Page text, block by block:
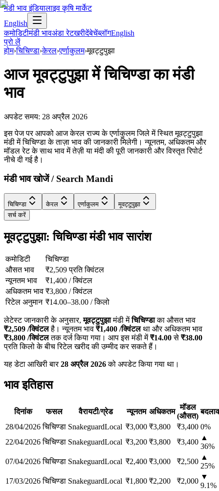
मंडी भाव इंडियालाइव कृषि मार्केट
English
कमोडिटीमंडी भावअंडा रेटखरीदेंबेचेंब्लॉगEnglish
प्रो लें
होम›चिचिण्डा›केरल›एर्णाकुलम›मूवट्टुपुझा
आजमूवट्टुपुझामेंचिचिण्डाका मंडी
भाव
अपडेट समय: 28 अप्रैल 2026
इस पेज पर आपको आज केरल राज्य के एर्णाकुलम जिले में स्थित मूवट्टुपुझा
मंडी में चिचिण्डा के ताज़ा भाव की जानकारी मिलेगी। न्यूनतम, अधिकतम और
मॉडल रेट के साथ भाव में तेज़ी या मंदी की पूरी जानकारी और विस्तृत रिपोर्ट
नीचे दी गई है।
मंडी भाव खोजें / Search Mandi
चिचिण्डा केरल एर्णाकुलम
मूवट्टुपुझा
सर्च करें
मूवट्टुपुझा: चिचिण्डा मंडी भाव सारांश
कमोडिटी
चिचिण्डा
औसत भाव
₹2,509 प्रति क्विंटल
न्यूनतम भाव
₹1,400 /क्विंटल
अधिकतम भाव ₹3,800 /क्विंटल
रिटेल अनुमान ₹14.00–38.00 /किलो
लेटेस्ट जानकारी के अनुसार,मूवट्टुपुझामंडी मेंचिचिण्डाका औसत भाव
₹2,509 /क्विंटलहै। न्यूनतम भाव ₹1,400 /क्विंटलथा और अधिकतम भाव
₹3,800 /क्विंटलतक दर्ज किया गया। आप इस मंडी में₹14.00से ₹38.00
प्रति किलो के बीच रिटेल खरीद की उम्मीद कर सकते हैं।
यह डेटा आखिरी बार28 अप्रैल 2026को अपडेट किया गया था।
भाव इतिहास
दिनांक फसल वैरायटी/ग्रेड न्यूनतम अधिकतम
मॉडल
(औसत)
बदलाव
28/04/2026 चिचिण्डा SnakeguardLocal ₹3,000 ₹3,800 ₹3,400 0%
22/04/2026 चिचिण्डा SnakeguardLocal ₹3,200 ₹3,800 ₹3,400
▲
36%
07/04/2026 चिचिण्डा SnakeguardLocal ₹2,400 ₹3,000 ₹2,500
▲
25%
17/03/2026 चिचिण्डा SnakeguardLocal ₹1,800 ₹2,200 ₹2,000
▼
9.1%